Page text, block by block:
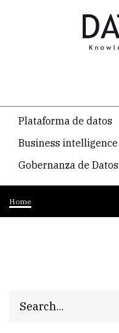
Navegacion
temática
principal
Plataforma de datos
Business intelligence
Gobernanza de Datos
Breadcrumb
Home